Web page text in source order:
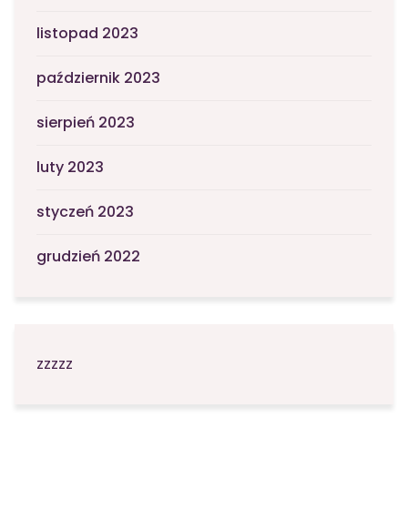
listopad 2023
październik 2023
sierpień 2023
luty 2023
styczeń 2023
grudzień 2022
zzzzz